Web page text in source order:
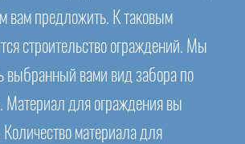
вам предложить. К таковым
строительство ограждений. Мы
выбранный вами вид забора по
Материал для ограждения вы
материала для